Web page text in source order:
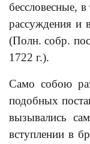
бессловесные,
рассуждения и
(Полн. собр.
1722 г.).
Само собою
подобных
вызывались
вступлении в